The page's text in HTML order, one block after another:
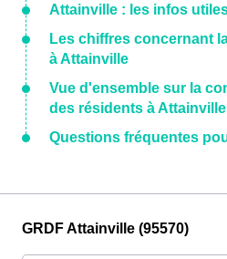
Attainville : les infos
Les chiffres concernant
à Attainville
Vue d'ensemble sur la
des résidents à Attainville
Questions fréquentes
GRDF Attainville (95570)